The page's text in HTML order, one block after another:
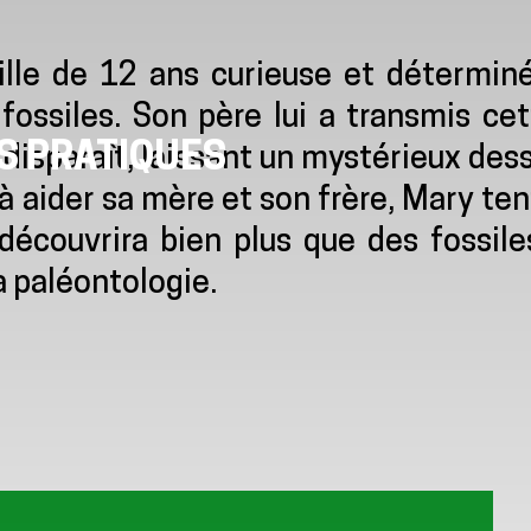
PRATIQUES
de 12 ans curieuse et
Son père lui a transmis
laissant un mystérieux
aider sa mère et son frère, Mary
bien plus que des
paléontologie.